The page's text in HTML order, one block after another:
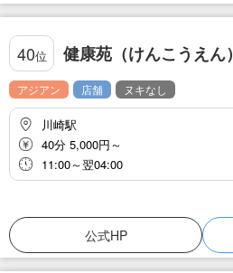
40位 健康苑（けんこうえん）
アジアン 店舗 ヌキなし
川崎駅
40分 5,000円～
11:00～翌04:00
公式HP